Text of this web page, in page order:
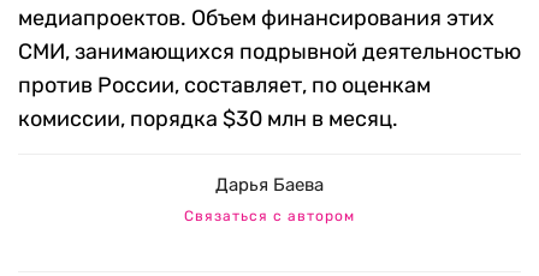
медиапроектов. Объем финансирования этих
СМИ, занимающихся подрывной деятельностью
против России, составляет, по оценкам
комиссии, порядка $30 млн в месяц.
Дарья Баева
Связаться с автором